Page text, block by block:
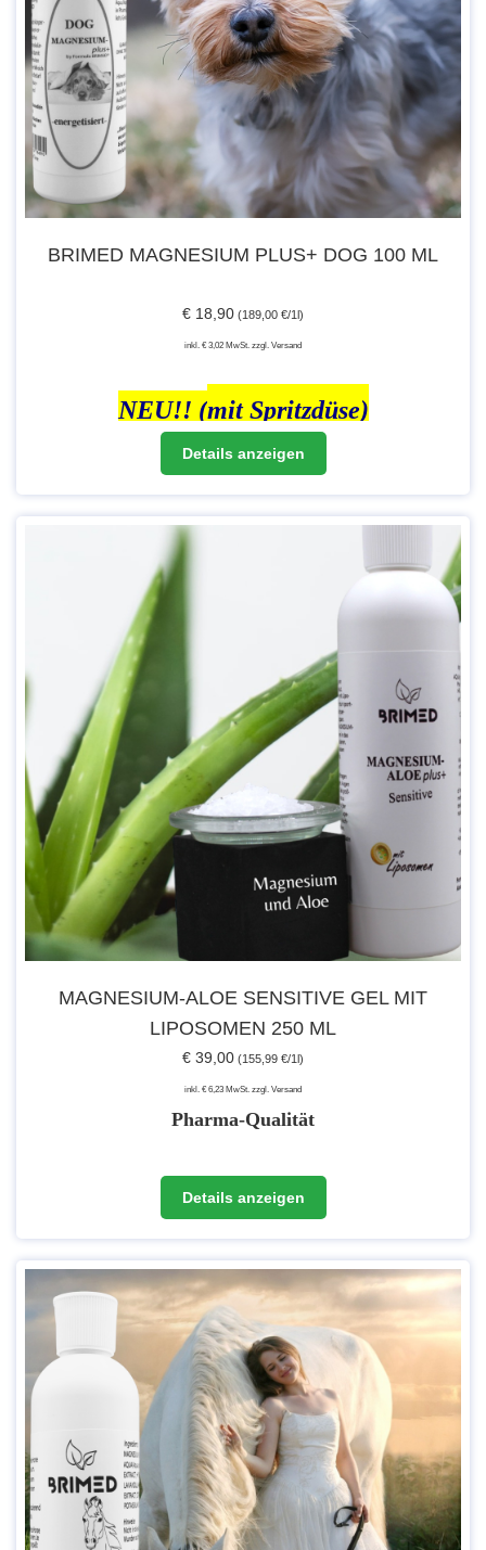
Magnesiumchlorid entspricht den Ph.Eur.-Richtlinien (zusätzlich auch
den Richtinien BP, USP, JP, FCC und ACS).
BRIMED MAGNESIUM PLUS+ DOG 100 ML
€ 18,90 (189,00 €/1l)
inkl. € 3,02 MwSt. zzgl. Versand
NEU!! (mit Spritzdüse)
in Pharma-Qualität (100 % natürlich),
EAN:7425753764970
„Dieses hochwertige Produkt wurde mittels einem
speziellen biophysikalischen Verfahren 2-fach
energetisiert.“
Details anzeigen
MAGNESIUM-ALOE SENSITIVE GEL MIT
LIPOSOMEN 250 ML
€ 39,00 (155,99 €/1l)
inkl. € 6,23 MwSt. zzgl. Versand
Pharma-Qualität
Es handelt sich um Rohstoffe, die in medizinischen Anwendungen
Nebenprodukten, die bei der Herstellung entstehen können, wird so
auf ein vernachlässigbares Minimum reduziert.
Also umso höher die Qualität, desto "reiner" ist das Produkt bzw.
desto weniger Fremdprodukte wie Schwermetalle o.ä. sind im Produkt
enthalten.
UnserMagnesiumchlorid in pharmazeutischer Qualität, Gehalt
>99,9 %wird in der EU hergestellt. Durch mehrere Verfahren und
Aufreinigungen kann dann diese Qualitätsstufe erreicht werden. Unser
Magnesiumchlorid entspricht den Ph.Eur.-Richtlinien (zusätzlich auch
Details anzeigen